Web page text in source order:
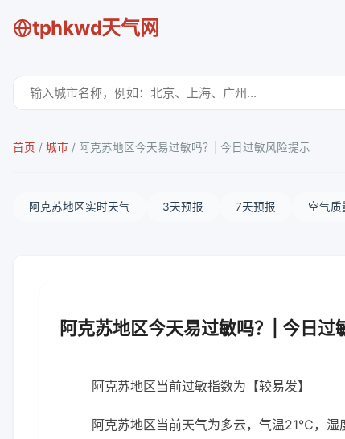
tphkwd天气网
首页 / 城市 / 阿克苏地区今天易过敏吗？| 今日过敏风险提示
阿克苏地区实时天气 3天预报 7天预报 空气质
阿克苏地区今天易过敏吗？| 今日过
阿克苏地区当前过敏指数为【较易发】
阿克苏地区当前天气为多云，气温21℃，湿